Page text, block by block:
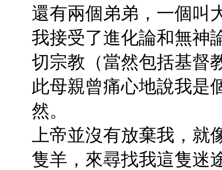
還有兩個弟弟，一個叫
我接受了進化論和無神
切宗教（當然包括基督
此母親曾痛心地說我是
然。
上帝並沒有放棄我，
隻羊，來尋找我這隻迷